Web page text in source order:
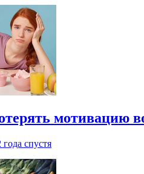
мотивацию
года спустя